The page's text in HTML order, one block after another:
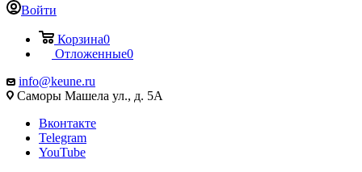
Войти
Корзина0
Отложенные0
info@keune.ru
Саморы Машела ул., д. 5А
Вконтакте
Telegram
YouTube